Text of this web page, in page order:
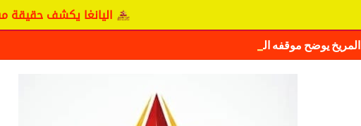
اليانغا يكشف حقيقة مفاوضات
المريخ يوضح موقفه الرسمي بشأن سيكافا.